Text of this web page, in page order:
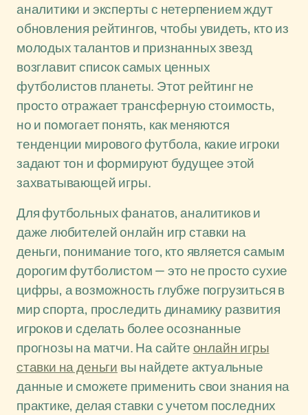
аналитики и эксперты с нетерпением ждут
обновления рейтингов, чтобы увидеть, кто из
молодых талантов и признанных звезд
возглавит список самых ценных
футболистов планеты. Этот рейтинг не
просто отражает трансферную стоимость,
но и помогает понять, как меняются
тенденции мирового футбола, какие игроки
задают тон и формируют будущее этой
захватывающей игры.
Для футбольных фанатов, аналитиков и
даже любителей онлайн игр ставки на
деньги, понимание того, кто является самым
дорогим футболистом — это не просто сухие
цифры, а возможность глубже погрузиться в
мир спорта, проследить динамику развития
игроков и сделать более осознанные
прогнозы на матчи. На сайтеонлайн игры
ставки на деньги вы найдете актуальные
данные и сможете применить свои знания на
практике, делая ставки с учетом последних